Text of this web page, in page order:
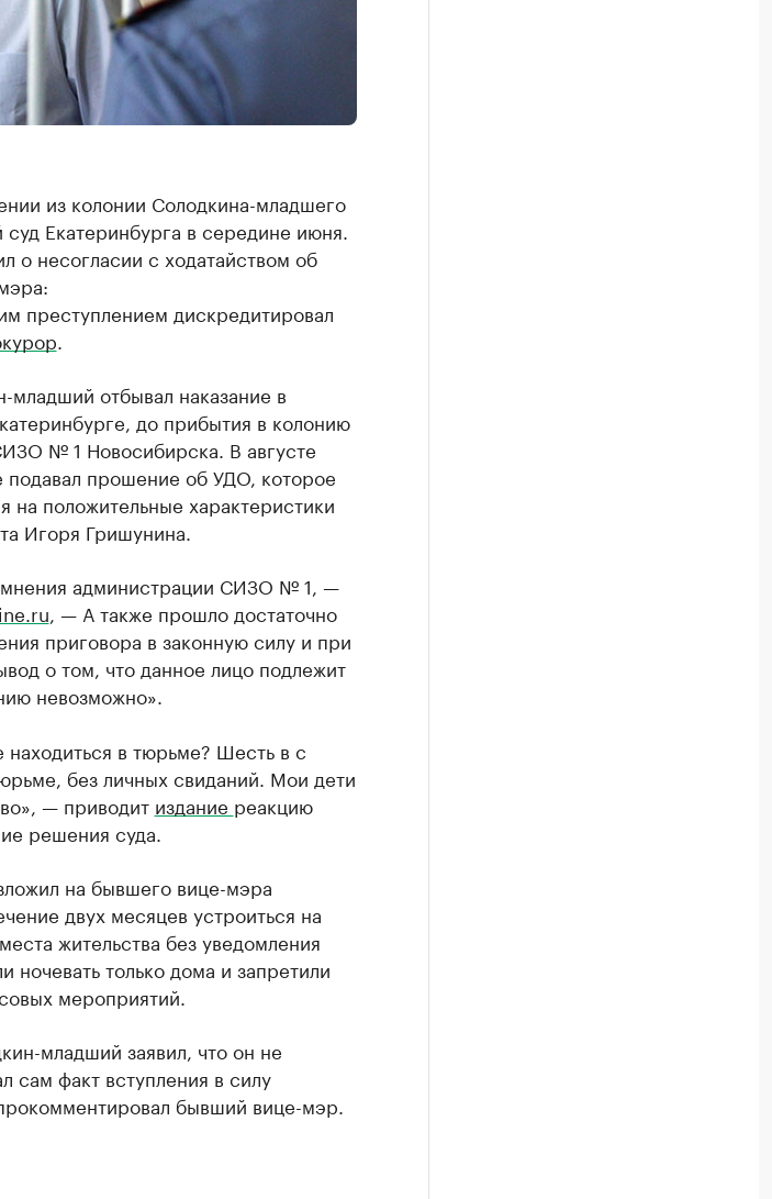
из колонии Солодкина-младшего
Екатеринбурга в середине июня.
о несогласии с ходатайством об
преступлением дискредитировал
отбывал наказание в
до прибытия в колонию
№ 1 Новосибирска. В августе
прошение об УДО, которое
на положительные характеристики
Игоря Гришунина.
администрации СИЗО № 1, —
, — А также прошло достаточно
приговора в законную силу и при
о том, что данное лицо подлежит
невозможно».
находиться в тюрьме? Шесть в с
без личных свиданий. Мои дети
— приводит издание реакцию
решения суда.
на бывшего вице-мэра
двух месяцев устроиться на
жительства без уведомления
ночевать только дома и запретили
мероприятий.
младший заявил, что он не
сам факт вступления в силу
бывший вице-мэр.